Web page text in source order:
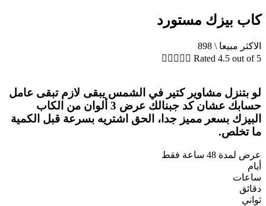
كاب بيزك مستورد
الاكثر مبيعا \ 898
     Rated 4.5 out of 5
لو بتنزل مشاوير كتير في الشمس يبقى لازم تبقى عامل
حسابك عشان كد جبنالك عرض 3 ألوان من الكاب
البيزك بسعر مميز جدا، الحق اشتريه بسرعة قبل الكمية
ما تخلص.
عرض لمدة 48 ساعة فقط
أيام
ساعات
دقائق
ثواني